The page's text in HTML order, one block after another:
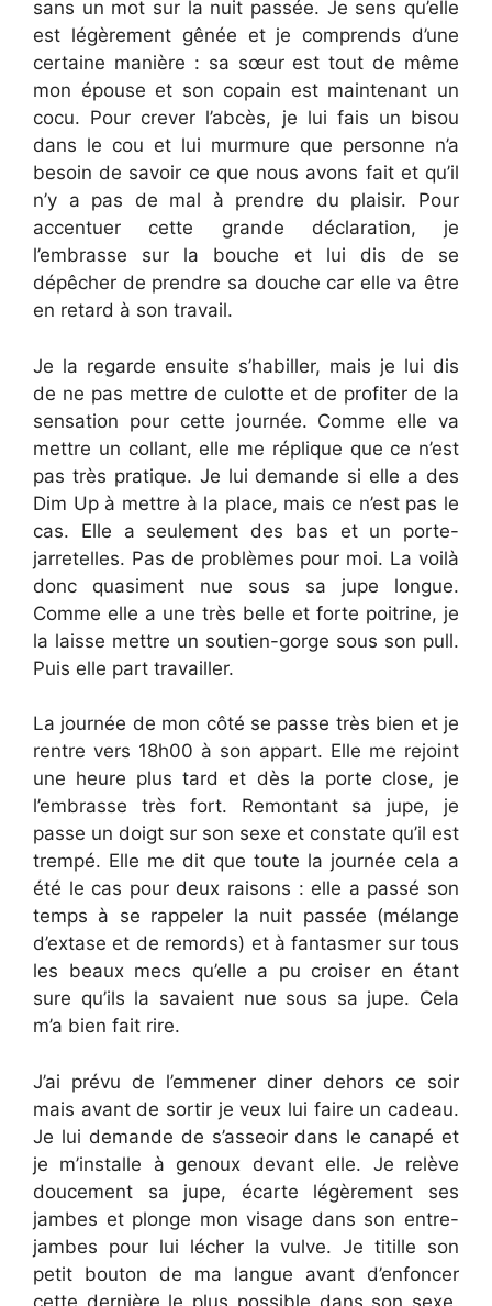
sans un mot sur la nuit passée. Je sens qu’elle
est légèrement gênée et je comprends d’une
certaine manière : sa sœur est tout de même
mon épouse et son copain est maintenant un
cocu. Pour crever l’abcès, je lui fais un bisou
dans le cou et lui murmure que personne n’a
besoin de savoir ce que nous avons fait et qu’il
n’y a pas de mal à prendre du plaisir. Pour
accentuer cette grande déclaration, je
l’embrasse sur la bouche et lui dis de se
dépêcher de prendre sa douche car elle va être
en retard à son travail.
Je la regarde ensuite s’habiller, mais je lui dis
de ne pas mettre de culotte et de profiter de la
sensation pour cette journée. Comme elle va
mettre un collant, elle me réplique que ce n’est
pas très pratique. Je lui demande si elle a des
Dim Up à mettre à la place, mais ce n’est pas le
cas. Elle a seulement des bas et un porte-
jarretelles. Pas de problèmes pour moi. La voilà
donc quasiment nue sous sa jupe longue.
Comme elle a une très belle et forte poitrine, je
la laisse mettre un soutien-gorge sous son pull.
Puis elle part travailler.
La journée de mon côté se passe très bien et je
rentre vers 18h00 à son appart. Elle me rejoint
une heure plus tard et dès la porte close, je
l’embrasse très fort. Remontant sa jupe, je
passe un doigt sur son sexe et constate qu’il est
trempé. Elle me dit que toute la journée cela a
été le cas pour deux raisons : elle a passé son
temps à se rappeler la nuit passée (mélange
d’extase et de remords) et à fantasmer sur tous
les beaux mecs qu’elle a pu croiser en étant
sure qu’ils la savaient nue sous sa jupe. Cela
m’a bien fait rire.
J’ai prévu de l’emmener diner dehors ce soir
mais avant de sortir je veux lui faire un cadeau.
Je lui demande de s’asseoir dans le canapé et
je m’installe à genoux devant elle. Je relève
doucement sa jupe, écarte légèrement ses
jambes et plonge mon visage dans son entre-
jambes pour lui lécher la vulve. Je titille son
petit bouton de ma langue avant d’enfoncer
cette dernière le plus possible dans son sexe.